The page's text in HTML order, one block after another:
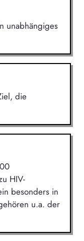
unabhängiges
die
HIV-
besonders in
u.a. der